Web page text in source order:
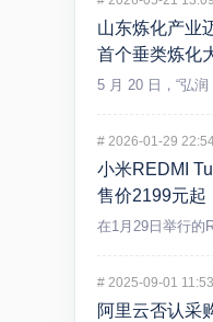
山东炼化产业
首个垂类炼化
# 2026-01-29
小米REDMI
售价2199元起
# 2025-09-01
阿里云否认采